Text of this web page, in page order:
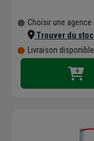
Choisir une
Trouver du
Livraison